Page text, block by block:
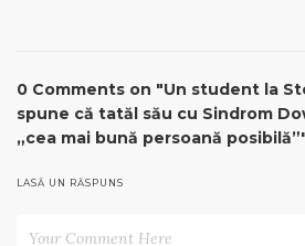
0 Comments on "Un student la
spune că tatăl său cu Sindrom
„cea mai bună persoană
LASĂ UN RĂSPUNS